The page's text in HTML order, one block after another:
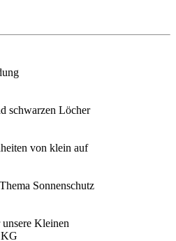
schwarzen Löcher
von klein auf
Sonnenschutz
unsere Kleinen